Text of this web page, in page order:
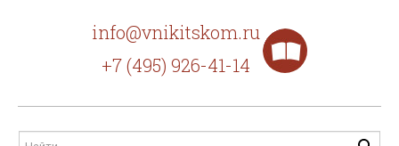
info@vnikitskom.ru
+7 (495) 926-41-14